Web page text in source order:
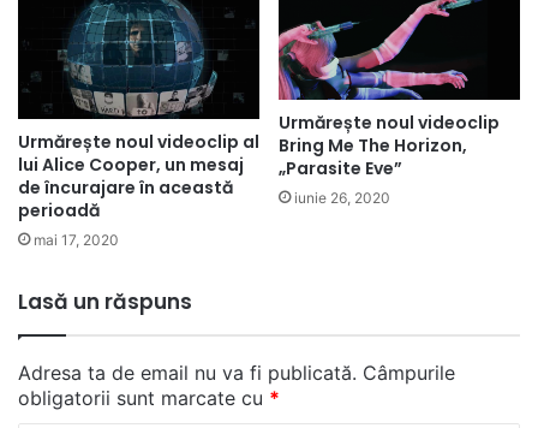
Urmărește noul videoclip al
lui Alice Cooper, un mesaj
de încurajare în această
perioadă
mai 17, 2020
Urmărește noul videoclip
Bring Me The Horizon,
„Parasite Eve”
iunie 26, 2020
Lasă un răspuns
Adresa ta de email nu va fi publicată. Câmpurile
obligatorii sunt marcate cu *